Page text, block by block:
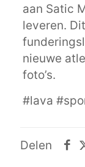
aan Satic
leveren.
nieuwe
foto’s.
#lava
Delen